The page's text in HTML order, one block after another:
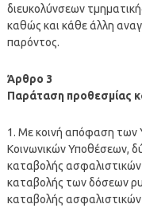
διευκολύνσεων
καθώς και κάθε άλλη
παρόντος.
Άρθρο 3
Παράταση προθεσμίας
1. Με κοινή απόφαση των
Κοινωνικών Υποθέσεων,
καταβολής
καταβολής των δόσεων
καταβολής ασφαλιστικών